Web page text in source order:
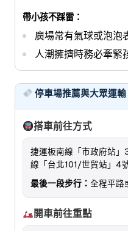
帶小孩不踩雷：
廣場常有氣球或泡泡
人潮擁擠時務必牽緊
停車場推薦與大眾運輸
搭車前往方式
捷運板南線「市政府站
線「台北101/世貿站」4
最後一段步行： 全程平路
開車前往重點